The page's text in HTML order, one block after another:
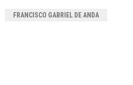
FRANCISCO GABRIEL DE ANDA